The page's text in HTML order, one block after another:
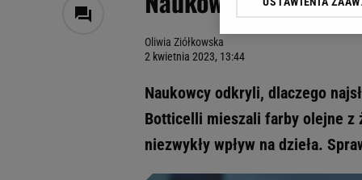
Oliwia Ziółkowska
2 kwietnia 2023, 13:44
Naukowcy odkryli, dlaczego
Botticelli mieszali farby olejne z
niezwykły wpływ na dzieła.
Klikając „Akceptuję”
odnośnik „Ustawienia
My, nasi Zaufani
Użycie dokładnych
Przechowywanie